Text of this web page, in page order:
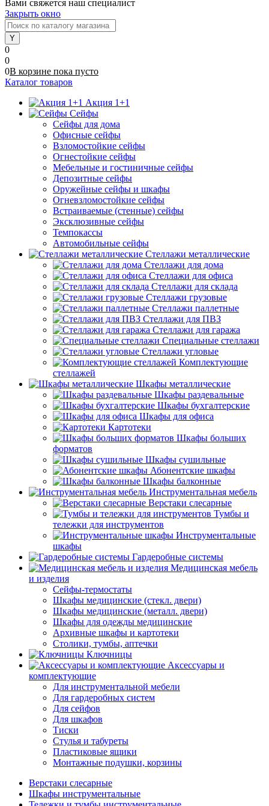
Вами свяжется наш специалист
Закрыть окно
0
0
0В корзине пока пусто
Каталог товаров
Акция 1+1
Сейфы
Сейфы для дома
Офисные сейфы
Взломостойкие сейфы
Огнестойкие сейфы
Мебельные и гостиничные сейфы
Депозитные сейфы
Оружейные сейфы и шкафы
Огневзломостойкие сейфы
Встраиваемые (стенные) сейфы
Эксклюзивные сейфы
Темпокассы
Автомобильные сейфы
Стеллажи металлические
Стеллажи для дома
Стеллажи для офиса
Стеллажи для склада
Стеллажи грузовые
Стеллажи паллетные
Стеллажи для ПВЗ
Стеллажи для гаража
Специальные стеллажи
Стеллажи угловые
Комплектующие
стеллажей
Шкафы металлические
Шкафы раздевальные
Шкафы бухгалтерские
Шкафы для офиса
Картотеки
Шкафы больших
форматов
Шкафы сушильные
Абонентские шкафы
Шкафы балконные
Инструментальная мебель
Верстаки слесарные
Тумбы и
тележки для инструментов
Инструментальные
шкафы
Гардеробные системы
Медицинская мебель
и изделия
Сейфы-термостаты
Шкафы медицинские (стекл. двери)
Шкафы медицинские (металл. двери)
Шкафы для одежды медицинские
Архивные шкафы и картотеки
Столики, тумбы, аптечки
Ключницы
Аксессуары и
комплектующие
Для инструментальной мебели
Для гардеробных систем
Для сейфов
Для шкафов
Тиски
Стулья и табуреты
Пластиковые ящики
Монтажные подушки, корзины
Верстаки слесарные
Шкафы инструментальные